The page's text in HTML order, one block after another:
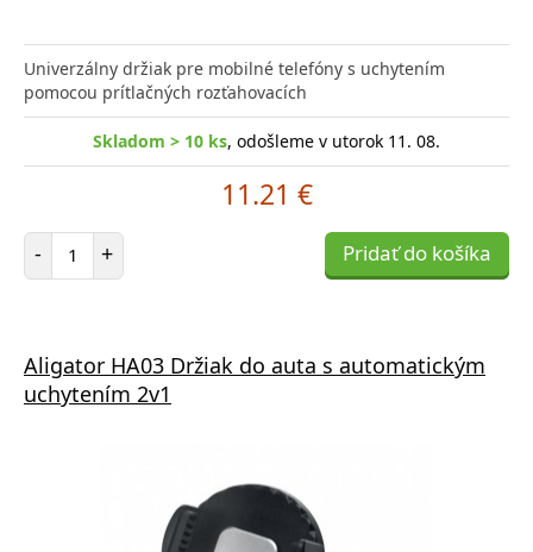
Univerzálny držiak pre mobilné telefóny s uchytením
pomocou prítlačných rozťahovacích
Skladom > 10 ks, odošleme v utorok 11. 08.
11.21 €
- Počet položiek
+ Pridať do košíka
Aligator HA03 Držiak do auta s automatickým
uchytením 2v1